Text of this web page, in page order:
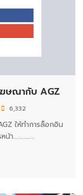
ษณากับ AGZ
6,332
ให้ทำการล็อกอิน
า..............